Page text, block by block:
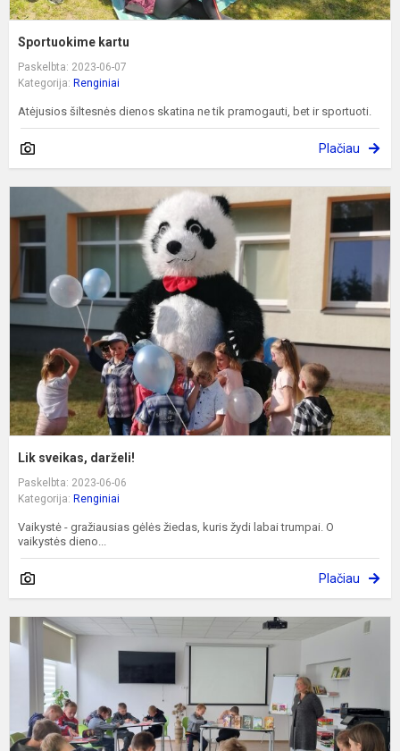
Sportuokime kartu
Paskelbta: 2023-06-07
Kategorija: Renginiai
Atėjusios šiltesnės dienos skatina ne tik pramogauti, bet ir sportuoti.
Plačiau
Lik sveikas, darželi!
Paskelbta: 2023-06-06
Kategorija: Renginiai
Vaikystė - gražiausias gėlės žiedas, kuris žydi labai trumpai. O
vaikystės dieno...
Plačiau